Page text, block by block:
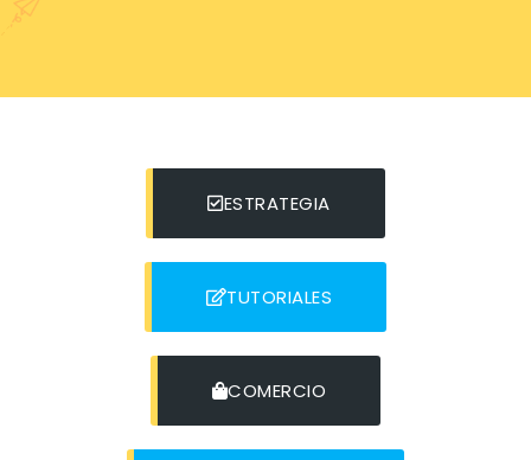
ESTRATEGIA
TUTORIALES
COMERCIO